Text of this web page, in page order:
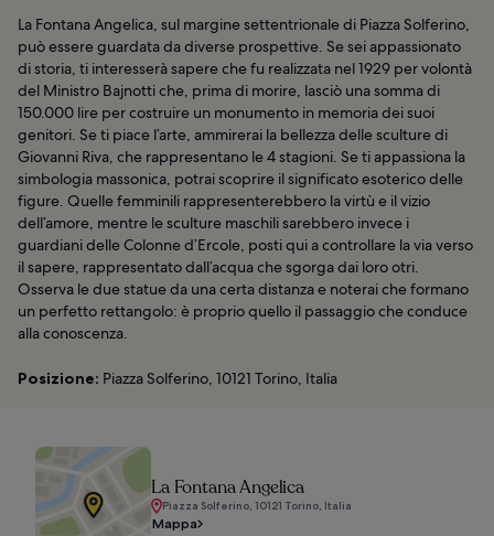
La Fontana Angelica, sul margine settentrionale di Piazza Solferino,
può essere guardata da diverse prospettive. Se sei appassionato
di storia, ti interesserà sapere che fu realizzata nel 1929 per volontà
del Ministro Bajnotti che, prima di morire, lasciò una somma di
150.000 lire per costruire un monumento in memoria dei suoi
genitori. Se ti piace l’arte, ammirerai la bellezza delle sculture di
Giovanni Riva, che rappresentano le 4 stagioni. Se ti appassiona la
simbologia massonica, potrai scoprire il significato esoterico delle
figure. Quelle femminili rappresenterebbero la virtù e il vizio
dell’amore, mentre le sculture maschili sarebbero invece i
guardiani delle Colonne d’Ercole, posti qui a controllare la via verso
il sapere, rappresentato dall’acqua che sgorga dai loro otri.
Osserva le due statue da una certa distanza e noterai che formano
un perfetto rettangolo: è proprio quello il passaggio che conduce
alla conoscenza.
Posizione: Piazza Solferino, 10121 Torino, Italia
La Fontana Angelica
Piazza Solferino, 10121 Torino, Italia
Mappa